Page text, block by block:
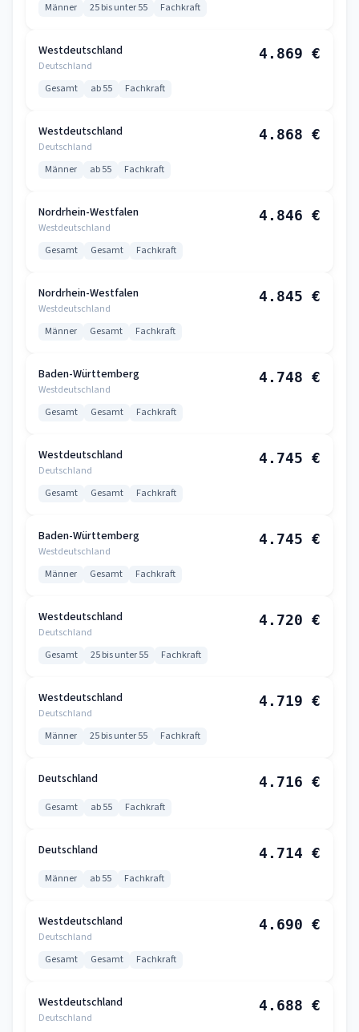
Männer 25 bis unter 55 Fachkraft
Westdeutschland
Deutschland
4.869 €
Gesamt ab 55 Fachkraft
Westdeutschland
Deutschland
4.868 €
Männer ab 55 Fachkraft
Nordrhein-Westfalen
Westdeutschland
4.846 €
Gesamt Gesamt Fachkraft
Nordrhein-Westfalen
Westdeutschland
4.845 €
Männer Gesamt Fachkraft
Baden-Württemberg
Westdeutschland
4.748 €
Gesamt Gesamt Fachkraft
Westdeutschland
Deutschland
4.745 €
Gesamt Gesamt Fachkraft
Baden-Württemberg
Westdeutschland
4.745 €
Männer Gesamt Fachkraft
Westdeutschland
Deutschland
4.720 €
Gesamt 25 bis unter 55 Fachkraft
Westdeutschland
Deutschland
4.719 €
Männer 25 bis unter 55 Fachkraft
Deutschland 4.716 €
Gesamt ab 55 Fachkraft
Deutschland 4.714 €
Männer ab 55 Fachkraft
Westdeutschland
Deutschland
4.690 €
Gesamt Gesamt Fachkraft
Westdeutschland
Deutschland
4.688 €